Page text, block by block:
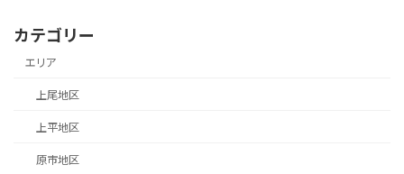
カテゴリー
エリア
上尾地区
上平地区
原市地区